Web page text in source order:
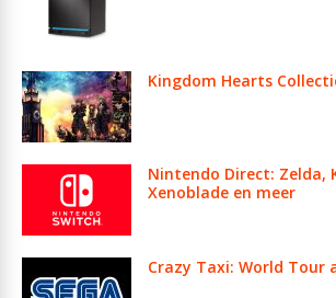
Kingdom Hearts
Nintendo Direct: Zelda,
Xenoblade en meer
Crazy Taxi: World Tour